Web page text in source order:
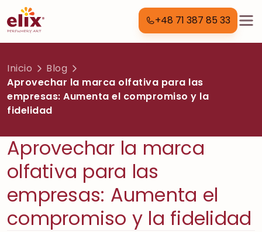
+48 71 387 85 33
Inicio
Blog
Aprovechar la marca olfativa para las
empresas: Aumenta el compromiso y la
fidelidad
Aprovechar la marca
olfativa para las
empresas: Aumenta el
compromiso y la fidelidad